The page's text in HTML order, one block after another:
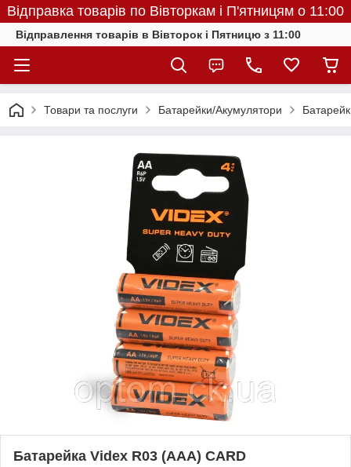
Відправка товарів по Вівторкам і П'ятницям о 11:00
Відправлення товарів в Вівторок і Пятницю з 11:00
Товари та послуги Батарейки/Акумулятори
Батарейка Videx R03 (AAA) CARD